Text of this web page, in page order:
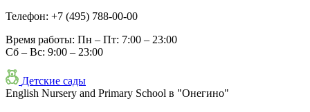
Телефон: +7 (495) 788-00-00
Время работы: Пн – Пт: 7:00 – 23:00
Сб – Вс: 9:00 – 23:00
Детские сады
English Nursery and Primary School в "Онегино"